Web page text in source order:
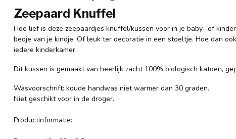
Zeepaard Knuffel
Hoe lief is deze zeepaardjes knuffel/kussen voor in je baby- of
bedje van je kindje. Of leuk ter decoratie in een stoeltje. Hoe dan
iedere kinderkamer.
Dit kussen is gemaakt van heerlijk zacht 100% biologisch katoen,
Wasvoorschrift: koude handwas niet warmer dan 30 graden.
Niet geschikt voor in de droger.
Productinformatie: